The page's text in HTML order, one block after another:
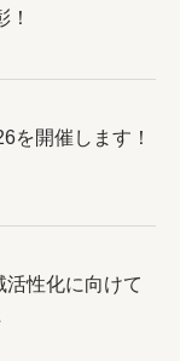
を開催します！
活性化に向けて